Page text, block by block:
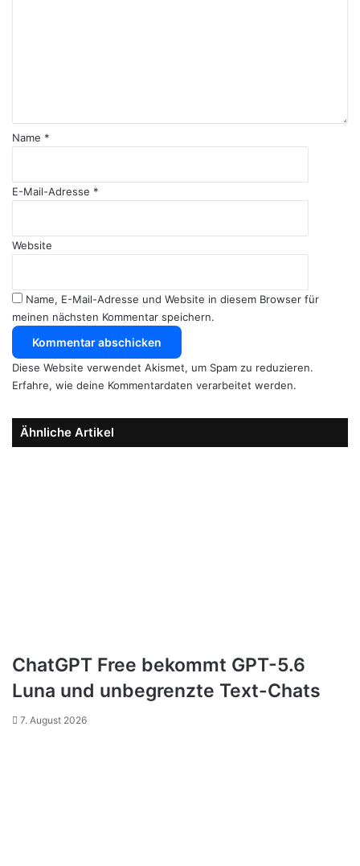
*
Name *
E-Mail-Adresse *
Website
Name, E-Mail-Adresse und Website in diesem Browser für
meinen nächsten Kommentar speichern.
Diese Website verwendet Akismet, um Spam zu reduzieren.
Erfahre, wie deine Kommentardaten verarbeitet werden.
Ähnliche Artikel
ChatGPT Free bekommt GPT-5.6
Luna und unbegrenzte Text-Chats
7. August 2026